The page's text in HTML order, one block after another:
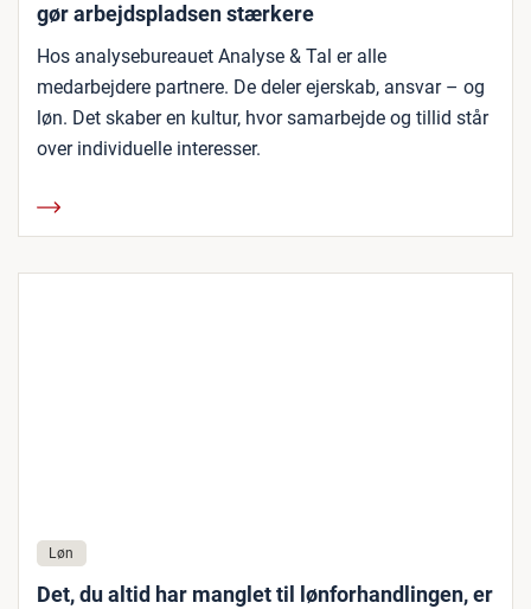
gør arbejdspladsen stærkere
Hos analysebureauet Analyse & Tal er alle
medarbejdere partnere. De deler ejerskab, ansvar – og
løn. Det skaber en kultur, hvor samarbejde og tillid står
over individuelle interesser.
Løn
Det, du altid har manglet til lønforhandlingen, er